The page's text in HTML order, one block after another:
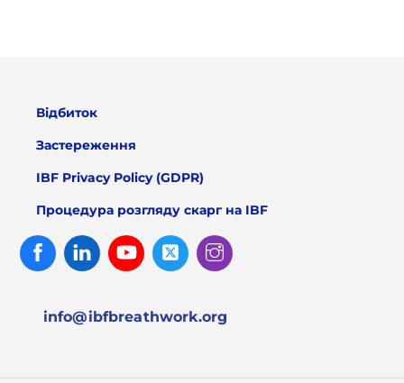
Відбиток
Застереження
IBF Privacy Policy (GDPR)
Процедура розгляду скарг на IBF
FacebookLinked
In
Youtube Twitter
info@ibfbreathwork.org